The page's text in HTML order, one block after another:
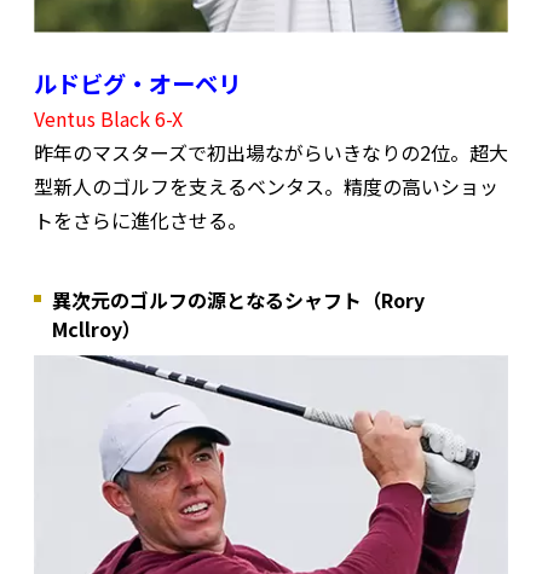
ルドビグ・オーベリ
Ventus Black 6-X
昨年のマスターズで初出場ながらいきなりの2位。超大
型新人のゴルフを支えるベンタス。精度の高いショッ
トをさらに進化させる。
異次元のゴルフの源となるシャフト（Rory
Mcllroy）